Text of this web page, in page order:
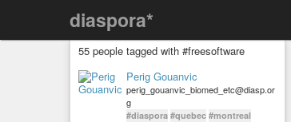
diaspora*
55 people tagged with #freesoftware
Perig Gouanvic
perig_gouanvic_biomed_etc@diasp.or
g
#diaspora #quebec #montreal